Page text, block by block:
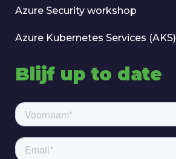
Azure Security workshop
Azure Kubernetes Services (AKS)
Blijf up to date